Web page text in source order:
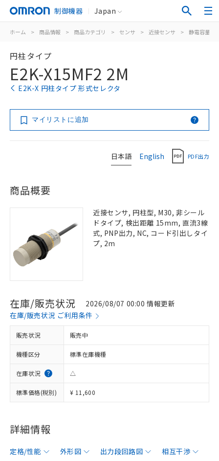
制御機器 Japan
ホーム > 商品情報 > 商品カテゴリ > センサ > 近接センサ > 静電容量形
円柱タイプ
E2K-X15MF2 2M
E2K-X 円柱タイプ 形式セレクタ
マイリストに追加
日本語 English PDF出力
商品概要
近接センサ, 円柱型, M30, 非シール
ドタイプ, 検出距離 15mm, 直流3線
式, PNP出力, NC, コード引出しタイ
プ, 2m
在庫/販売状況
2026/08/07 00:00 情報更新
在庫/販売状況 ご利用条件
販売状況 販売中
機種区分 標準在庫機種
在庫状況 △
標準価格(税別) ¥ 11,600
詳細情報
定格/性能 外形図 出力段回路図
相互干渉